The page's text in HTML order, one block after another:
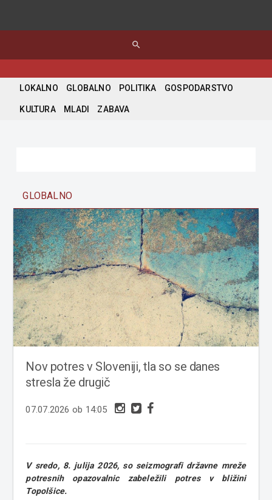
search
LOKALNO GLOBALNO POLITIKA GOSPODARSTVO
KULTURA MLADI ZABAVA
GLOBALNO
Nov potres v Sloveniji, tla so se danes
stresla že drugič
07.07.2026 ob 14:05
V sredo, 8. julija 2026, so seizmografi državne mreže
potresnih opazovalnic zabeležili potres v bližini
Topolšice.